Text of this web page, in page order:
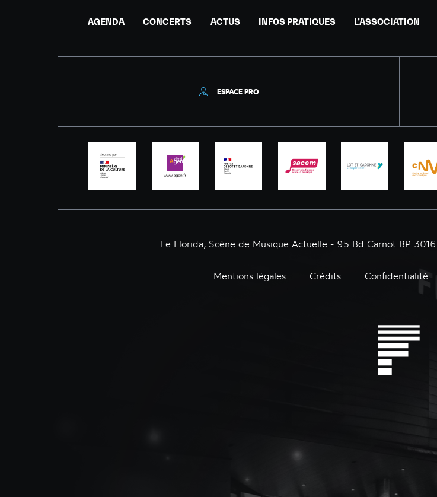
AGENDA CONCERTS ACTUS INFOS PRATIQUES L’ASSOCIATION
ESPACE PRO
Le Florida, Scène de Musique Actuelle - 95 Bd Carnot BP
Mentions légales Crédits Confidentialité